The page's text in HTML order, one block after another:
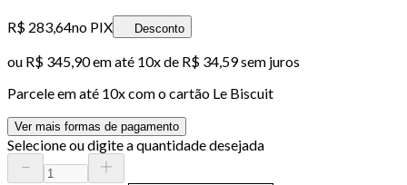
R$ 283,64no PIX Desconto
ou R$ 345,90em até 10x de R$ 34,59 sem juros
Parcele em até 10x com o cartão Le Biscuit
Ver mais formas de pagamento
Selecione ou digite a quantidade desejada